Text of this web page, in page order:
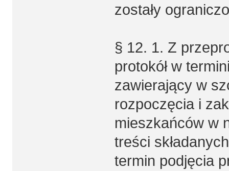
zostały
§ 12. 1. Z
protokół w
zawierający w
rozpoczęcia i
mieszkańców w
treści
termin podjęcia